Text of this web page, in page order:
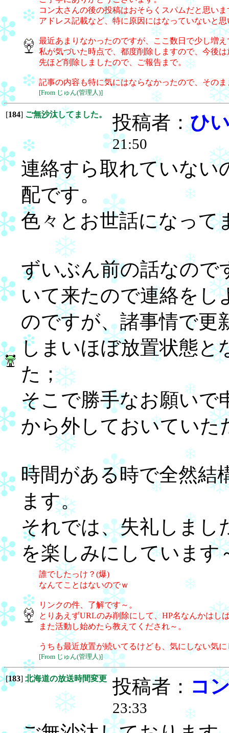
コン太さんの後の投稿はおそらくスパムだと思いま
アドレス記載など、特に原因にはなっていないと
最近あまりなかったのですが、ここ数日で少し増
私が気づいた時点で、都度削除しますので、今後
先ほど削除しましたので、ご報告まで。
記事の内容も特に気にはならなかったので、その
[From じゅん(管理人)]
[184] ご無沙汰してました。 投稿者：ひ
21:50
連絡すら取れていない
配です。
色々とお世話になって
ずいぶん前の話なので
いて来たので連絡をし
のですが、諸事情で更
しまいほぼ放置状態と
た；
そこで勝手なお願いで
から外しておいていた
時間がある時で全然結
ます。
それでは、失礼しまし
を楽しみにしています
誰でしたっけ？(爆)
なんてことはないのでｗ
リンクの件、了解です～。
とりあえずURLのみ削除にして、HP名なんかはし
また活動し始めたら教えてくだされ～。
うちも最近放置が続いてるけども、気にしない気
[From じゅん(管理人)]
[183] 北海道の放送時間変更 投稿者： コ
23:33